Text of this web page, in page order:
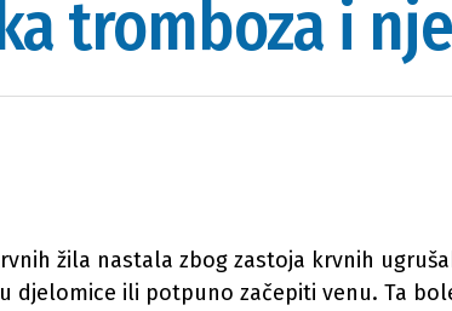
tromboza i
žila nastala zbog zastoja krvnih
djelomice ili potpuno začepiti venu. Ta